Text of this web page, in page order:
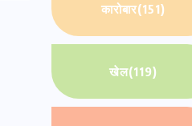
कारोबार(151)
खेल(119)